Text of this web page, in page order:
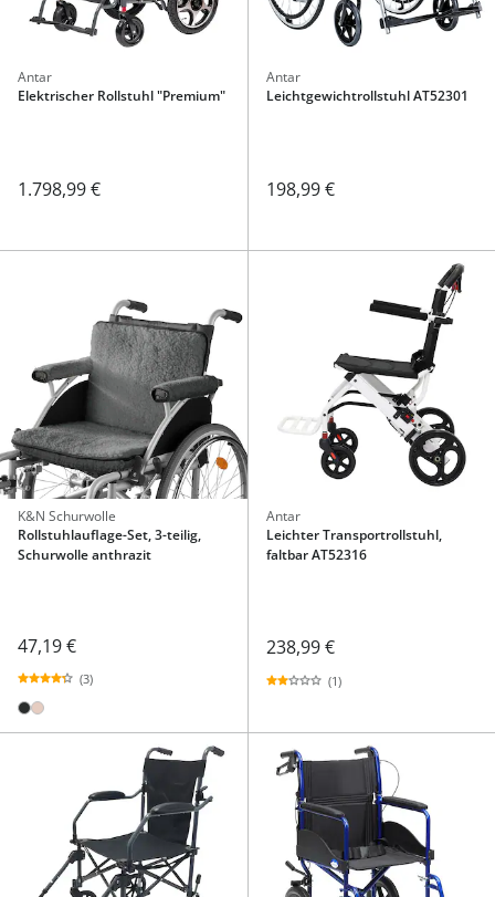
Antar
Elektrischer Rollstuhl "Premium"
1.798,99 €
Antar
Leichtgewichtrollstuhl AT52301
198,99 €
K&N Schurwolle
Rollstuhlauflage-Set, 3-teilig,
Schurwolle anthrazit
47,19 €
(3)
Antar
Leichter Transportrollstuhl,
faltbar AT52316
238,99 €
(1)